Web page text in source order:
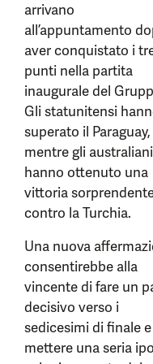
arrivano
all’appuntamento
aver conquistato i
punti nella partita
inaugurale del
Gli statunitensi
superato il Paraguay,
mentre gli australiani
hanno ottenuto una
vittoria
contro la Turchia.
Una nuova
consentirebbe alla
vincente di fare un
decisivo verso i
sedicesimi di finale
mettere una seria